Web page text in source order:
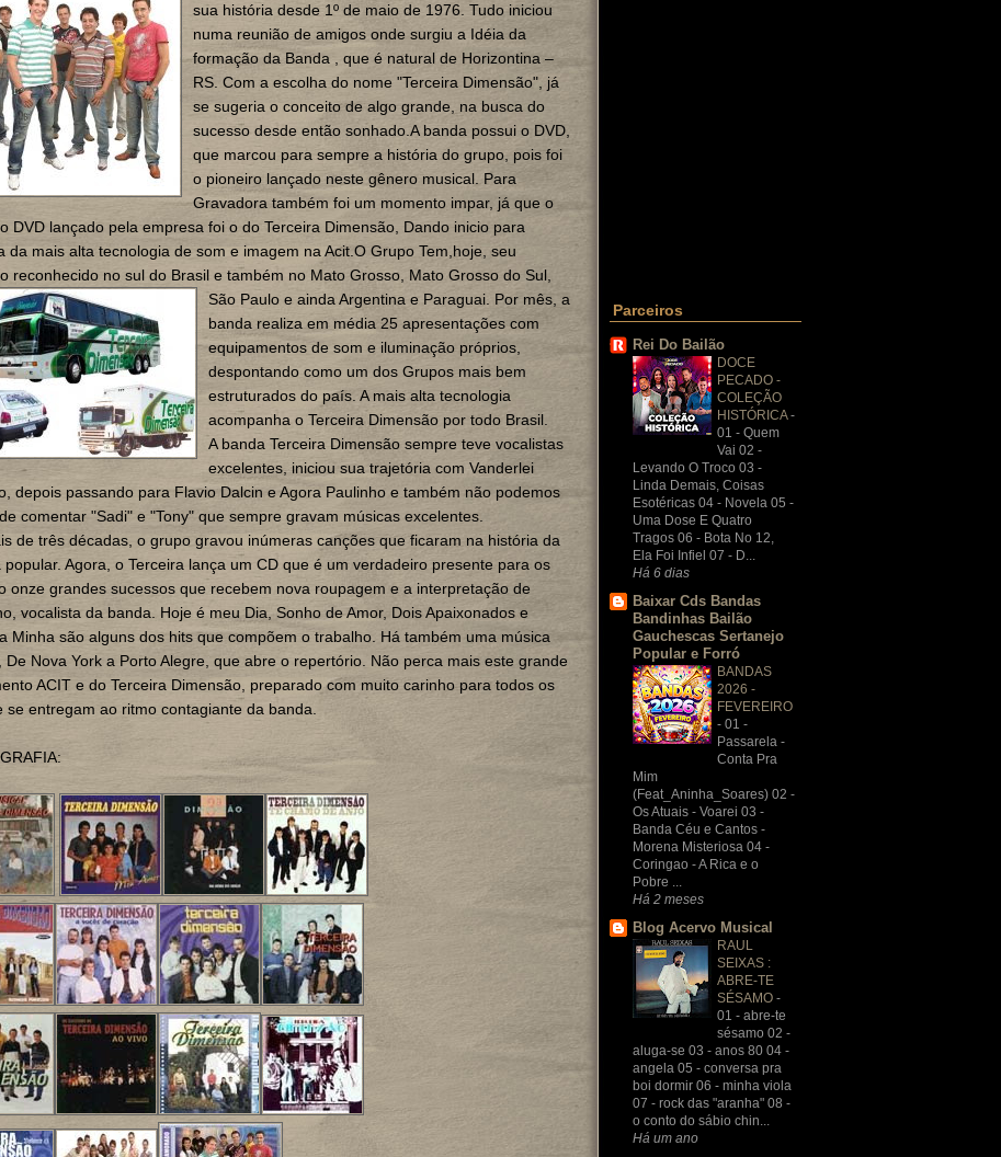
sua história desde 1º de maio de 1976. Tudo iniciou
numa reunião de amigos onde surgiu a Idéia da
formação da Banda , que é natural de Horizontina –
RS. Com a escolha do nome "Terceira Dimensão", já
se sugeria o conceito de algo grande, na busca do
sucesso desde então sonhado.A banda possui o DVD,
que marcou para sempre a história do grupo, pois foi
o pioneiro lançado neste gênero musical. Para
Gravadora também foi um momento impar, já que o
DVD lançado pela empresa foi o do Terceira Dimensão, Dando inicio para
da mais alta tecnologia de som e imagem na Acit.O Grupo Tem,hoje, seu
reconhecido no sul do Brasil e também no Mato Grosso, Mato Grosso do Sul,
São Paulo e ainda Argentina e Paraguai. Por mês, a
banda realiza em média 25 apresentações com
equipamentos de som e iluminação próprios,
despontando como um dos Grupos mais bem
estruturados do país. A mais alta tecnologia
acompanha o Terceira Dimensão por todo Brasil.
A banda Terceira Dimensão sempre teve vocalistas
excelentes, iniciou sua trajetória com Vanderlei
depois passando para Flavio Dalcin e Agora Paulinho e também não podemos
comentar "Sadi" e "Tony" que sempre gravam músicas excelentes.
de três décadas, o grupo gravou inúmeras canções que ficaram na história da
popular. Agora, o Terceira lança um CD que é um verdadeiro presente para os
onze grandes sucessos que recebem nova roupagem e a interpretação de
vocalista da banda. Hoje é meu Dia, Sonho de Amor, Dois Apaixonados e
Minha são alguns dos hits que compõem o trabalho. Há também uma música
De Nova York a Porto Alegre, que abre o repertório. Não perca mais este grande
ACIT e do Terceira Dimensão, preparado com muito carinho para todos os
se entregam ao ritmo contagiante da banda.
Parceiros
Rei Do Bailão
DOCE
PECADO -
COLEÇÃO
HISTÓRICA-
01 - Quem
Vai 02 -
Levando O Troco 03 -
Linda Demais, Coisas
Esotéricas 04 - Novela 05 -
Uma Dose E Quatro
Tragos 06 - Bota No 12,
Ela Foi Infiel 07 - D...
Há 6 dias
Baixar Cds Bandas
Bandinhas Bailão
Gauchescas Sertanejo
Popular e Forró
BANDAS
2026 -
FEVEREIRO
- 01 -
Passarela -
Conta Pra
Mim
(Feat_Aninha_Soares) 02 -
Os Atuais - Voarei 03 -
Banda Céu e Cantos -
Morena Misteriosa 04 -
Coringao - A Rica e o
Pobre ...
Há 2 meses
Blog Acervo Musical
RAUL
SEIXAS :
ABRE-TE
SÉSAMO -
01 - abre-te
sésamo 02 -
aluga-se 03 - anos 80 04 -
angela 05 - conversa pra
boi dormir 06 - minha viola
07 - rock das "aranha" 08 -
o conto do sábio chin...
Há um ano